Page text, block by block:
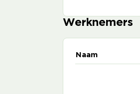
Werknemers
Naam